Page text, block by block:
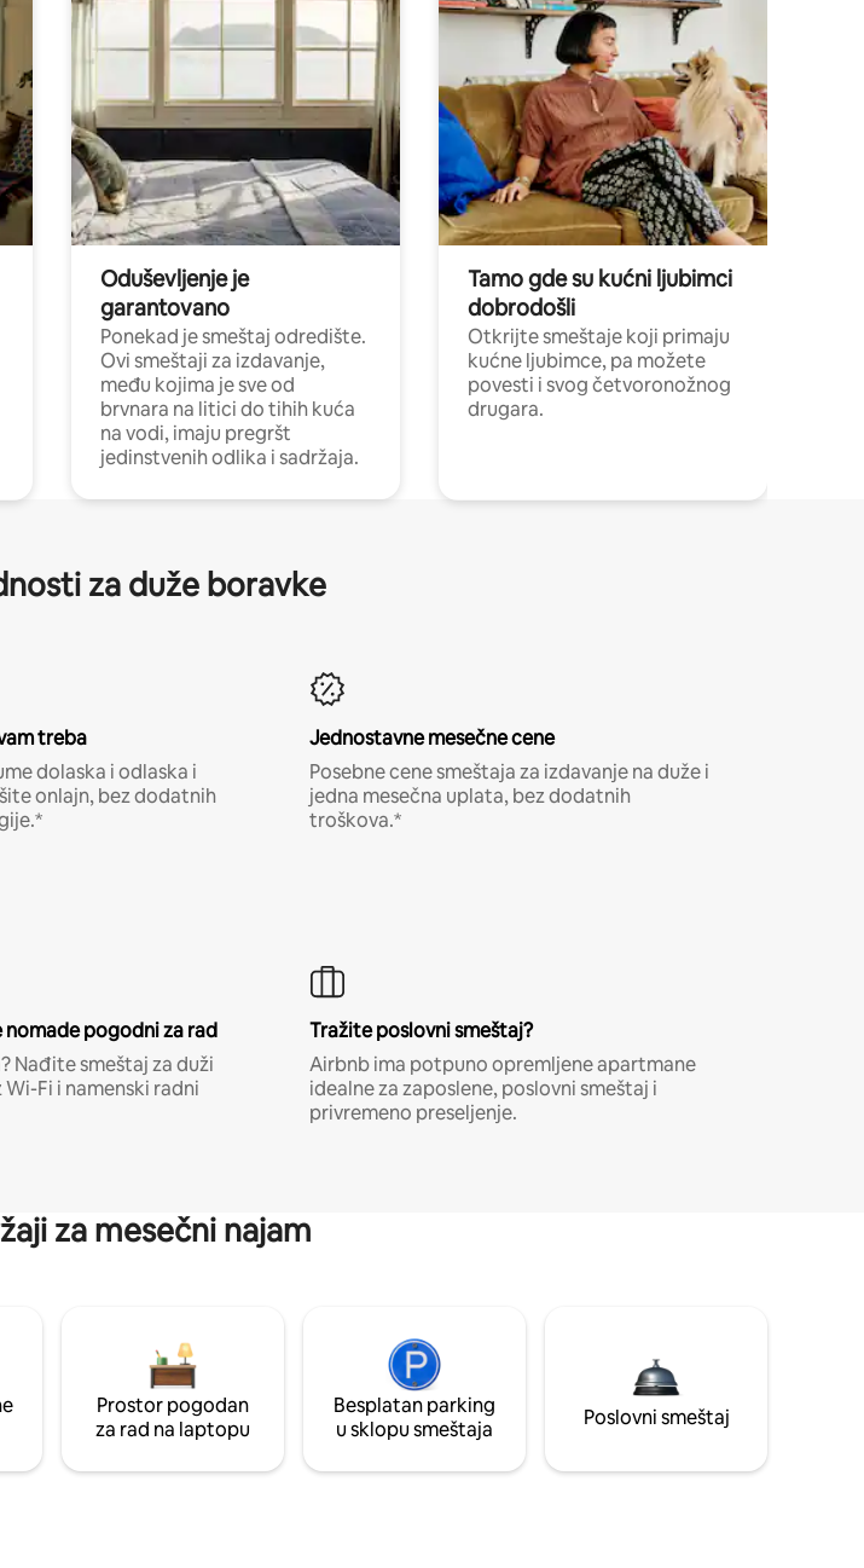
Oduševljenje je
garantovano
Ponekad je smeštaj odredište.
Ovi smeštaji za izdavanje,
među kojima je sve od
brvnara na litici do tihih kuća
na vodi, imaju pregršt
jedinstvenih odlika i sadržaja.
Tamo gde su kućni ljubimci
dobrodošli
Otkrijte smeštaje koji primaju
kućne ljubimce, pa možete
povesti i svog četvoronožnog
drugara.
za duže boravke
treba
dolaska i odlaska i
onlajn, bez dodatnih
Jednostavne mesečne cene
Posebne cene smeštaja za izdavanje na duže i
jedna mesečna uplata, bez dodatnih
troškova.*
pogodni za rad
Nađite smeštaj za duži
Fi i namenski radni
Tražite poslovni smeštaj?
Airbnb ima potpuno opremljene apartmane
idealne za zaposlene, poslovni smeštaj i
privremeno preseljenje.
za mesečni najam
Prostor pogodan
za rad na laptopu
Besplatan parking
u sklopu smeštaja
Poslovni smeštaj